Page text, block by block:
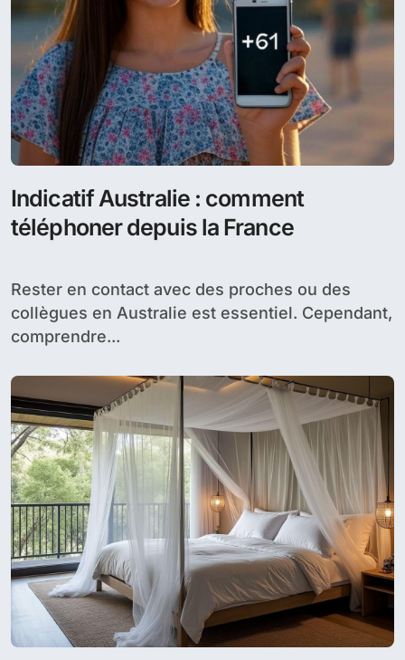
Indicatif Australie : comment
téléphoner depuis la France
Rester en contact avec des proches ou des
collègues en Australie est essentiel. Cependant,
comprendre...